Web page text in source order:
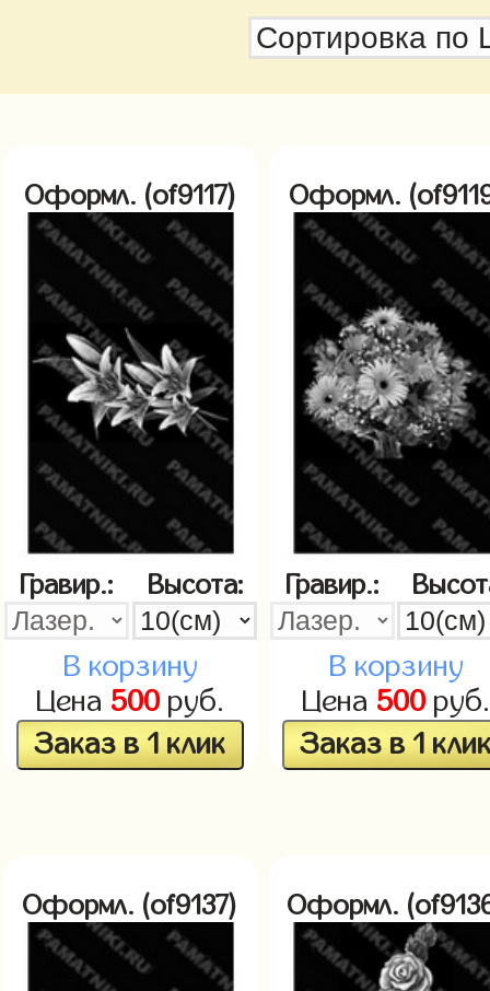
Оформл. (of9117)
Гравир.: Высота:
В корзину
Цена 500руб.
Заказ в 1 клик
Оформл.
Гравир.:
В корзину
Цена 500руб.
Заказ в 1
Оформл. (of9137) Оформл.